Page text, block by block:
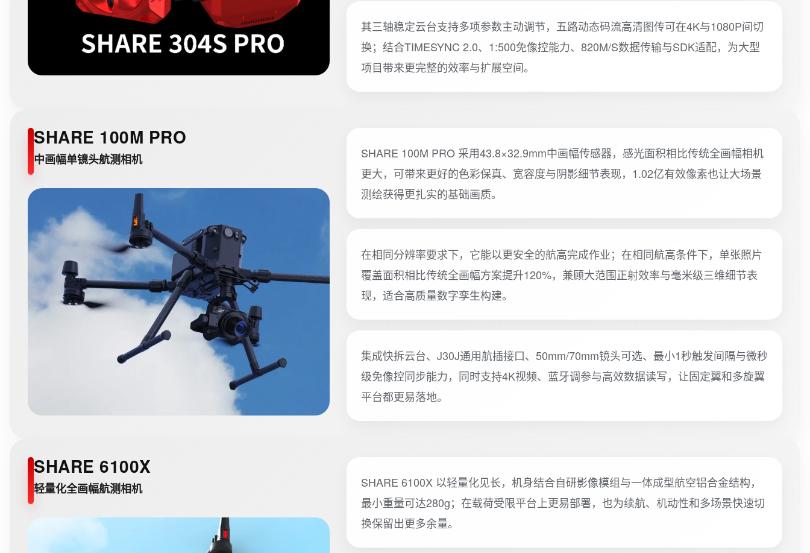
其三轴稳定云台支持多项参数主动调节，五路动态码流高清图传可在4K与1080P间切
换；结合TIMESYNC 2.0、1:500免像控能力、820M/S数据传输与SDK适配，为大型
项目带来更完整的效率与扩展空间。
SHARE 100M PRO
中画幅单镜头航测相机
SHARE 100M PRO 采用43.8×32.9mm中画幅传感器，感光面积相比传统全画幅相机
更大，可带来更好的色彩保真、宽容度与阴影细节表现，1.02亿有效像素也让大场景
测绘获得更扎实的基础画质。
在相同分辨率要求下，它能以更安全的航高完成作业；在相同航高条件下，单张照片
覆盖面积相比传统全画幅方案提升120%，兼顾大范围正射效率与毫米级三维细节表
现，适合高质量数字孪生构建。
集成快拆云台、J30J通用航插接口、50mm/70mm镜头可选、最小1秒触发间隔与微秒
级免像控同步能力，同时支持4K视频、蓝牙调参与高效数据读写，让固定翼和多旋翼
平台都更易落地。
SHARE 6100X
轻量化全画幅航测相机
SHARE 6100X 以轻量化见长，机身结合自研影像模组与一体成型航空铝合金结构，
最小重量可达280g；在载荷受限平台上更易部署，也为续航、机动性和多场景快速切
换保留出更多余量。